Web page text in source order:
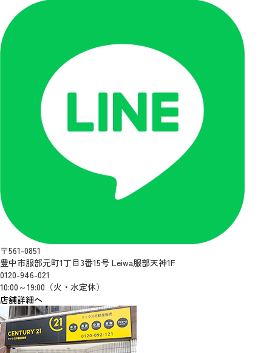
〒561-0851
豊中市服部元町1丁目3番15号 Leiwa服部天神1F
0120-946-021
10:00～19:00（火・水定休）
店舗詳細へ